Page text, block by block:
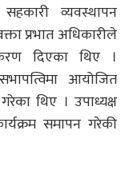
सहकारी व्यवस्थापन
प्रभात अधिकारीले
दिएका थिए ।
आयोजित
थिए । उपाध्यक्ष
समापन गरेकी